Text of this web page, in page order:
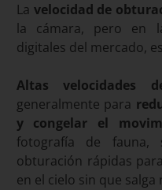
La velocidad de
la cámara, pero en
digitales del mercado,
Altas velocidades
generalmente para
y congelar el
fotografía de fauna,
obturación rápidas
en el cielo sin que salga